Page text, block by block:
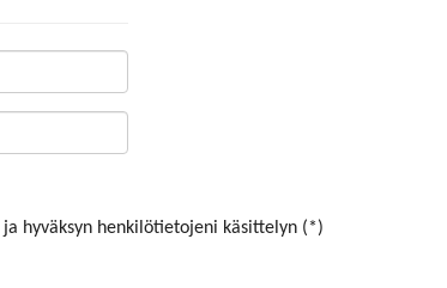
ja hyväksyn henkilötietojeni käsittelyn (*)